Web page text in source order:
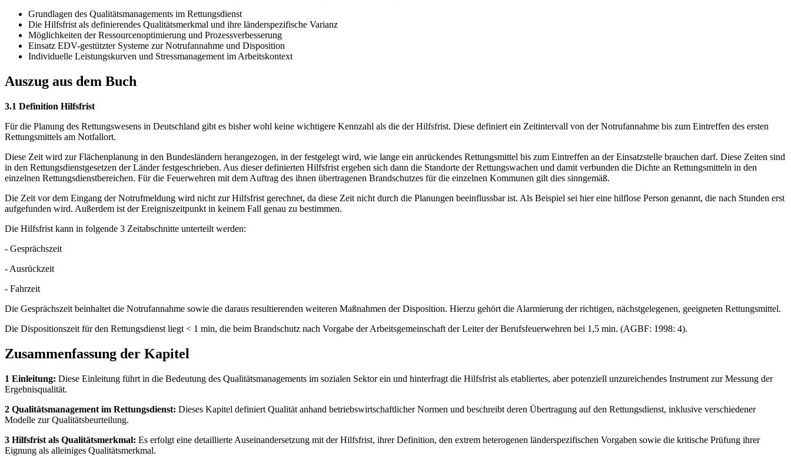
Grundlagen des Qualitätsmanagements im Rettungsdienst
Die Hilfsfrist als definierendes Qualitätsmerkmal und ihre länderspezifische Varianz
Möglichkeiten der Ressourcenoptimierung und Prozessverbesserung
Einsatz EDV-gestützter Systeme zur Notrufannahme und Disposition
Individuelle Leistungskurven und Stressmanagement im Arbeitskontext
Auszug aus dem Buch
3.1 Definition Hilfsfrist
Für die Planung des Rettungswesens in Deutschland gibt es bisher wohl keine wichtigere Kennzahl als die der Hilfsfrist. Diese definiert ein Zeitintervall von der Notrufannahme bis zum Eintreffen des ersten
Rettungsmittels am Notfallort.
Diese Zeit wird zur Flächenplanung in den Bundesländern herangezogen, in der festgelegt wird, wie lange ein anrückendes Rettungsmittel bis zum Eintreffen an der Einsatzstelle brauchen darf. Diese Zeiten sind
in den Rettungsdienstgesetzen der Länder festgeschrieben. Aus dieser definierten Hilfsfrist ergeben sich dann die Standorte der Rettungswachen und damit verbunden die Dichte an Rettungsmitteln in den
einzelnen Rettungsdienstbereichen. Für die Feuerwehren mit dem Auftrag des ihnen übertragenen Brandschutzes für die einzelnen Kommunen gilt dies sinngemäß.
Die Zeit vor dem Eingang der Notrufmeldung wird nicht zur Hilfsfrist gerechnet, da diese Zeit nicht durch die Planungen beeinflussbar ist. Als Beispiel sei hier eine hilflose Person genannt, die nach Stunden erst
aufgefunden wird. Außerdem ist der Ereigniszeitpunkt in keinem Fall genau zu bestimmen.
Die Hilfsfrist kann in folgende 3 Zeitabschnitte unterteilt werden:
- Gesprächszeit
- Ausrückzeit
- Fahrzeit
Die Gesprächszeit beinhaltet die Notrufannahme sowie die daraus resultierenden weiteren Maßnahmen der Disposition. Hierzu gehört die Alarmierung der richtigen, nächstgelegenen, geeigneten Rettungsmittel.
Die Dispositionszeit für den Rettungsdienst liegt < 1 min, die beim Brandschutz nach Vorgabe der Arbeitsgemeinschaft der Leiter der Berufsfeuerwehren bei 1,5 min. (AGBF: 1998: 4).
Zusammenfassung der Kapitel
1 Einleitung: Diese Einleitung führt in die Bedeutung des Qualitätsmanagements im sozialen Sektor ein und hinterfragt die Hilfsfrist als etabliertes, aber potenziell unzureichendes Instrument zur Messung der
Ergebnisqualität.
2 Qualitätsmanagement im Rettungsdienst: Dieses Kapitel definiert Qualität anhand betriebswirtschaftlicher Normen und beschreibt deren Übertragung auf den Rettungsdienst, inklusive verschiedener
Modelle zur Qualitätsbeurteilung.
3 Hilfsfrist als Qualitätsmerkmal: Es erfolgt eine detaillierte Auseinandersetzung mit der Hilfsfrist, ihrer Definition, den extrem heterogenen länderspezifischen Vorgaben sowie die kritische Prüfung ihrer
Eignung als alleiniges Qualitätsmerkmal.